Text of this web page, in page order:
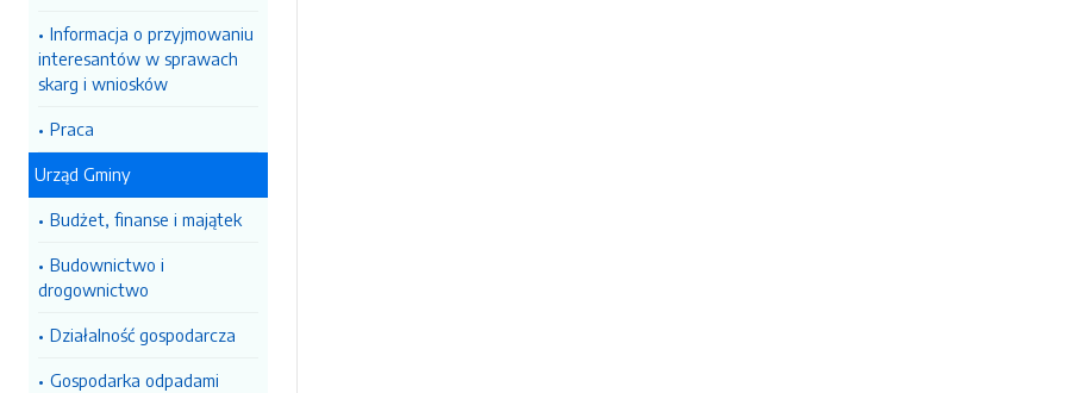
Informacja o przyjmowaniu
interesantów w sprawach
skarg i wniosków
Praca
Urząd Gminy
Budżet, finanse i majątek
Budownictwo i
drogownictwo
Działalność gospodarcza
Gospodarka odpadami